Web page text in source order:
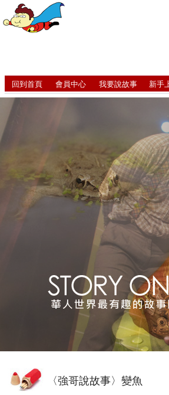
回到首頁 會員中心 我要說故事 新手
〈強哥說故事〉變魚